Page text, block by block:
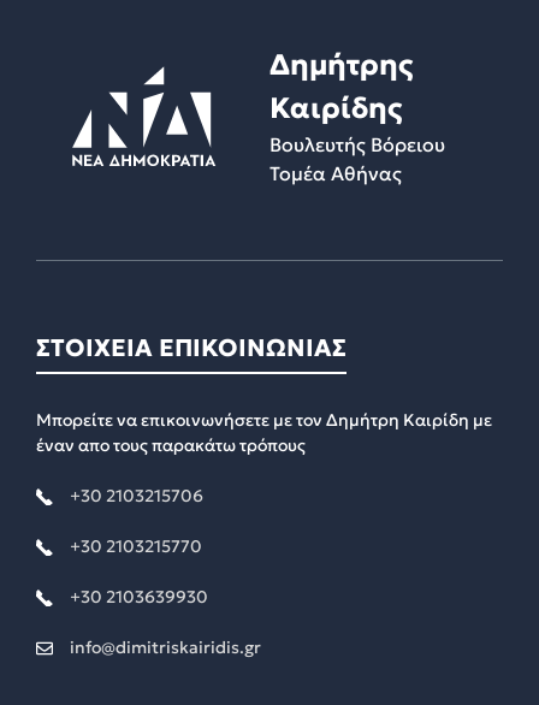
Δημήτρης
Καιρίδης
Βουλευτής Βόρειου
Τομέα Αθήνας
ΣΤΟΙΧΕΙΑ ΕΠΙΚΟΙΝΩΝΙΑΣ
Μπορείτε να επικοινωνήσετε με τον Δημήτρη Καιρίδη με
έναν απο τους παρακάτω τρόπους
+30 2103215706
+30 2103215770
+30 2103639930
info@dimitriskairidis.gr